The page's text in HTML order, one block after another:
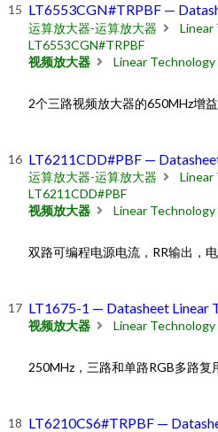
LT6553CGN#TRPBF —
运算放大器-运算放大器 Linear
LT6553CGN#TRPBF
视频放大器
Linear Technology
2个三路视频放大器的650MHz增益
LT6211CDD#PBF —
运算放大器-运算放大器 Linear
LT6211CDD#PBF
视频放大器
Linear Technology
双路可编程电源电流，RR输出，
LT1675-1 — Datasheet Linear
视频放大器 Linear Technology
250MHz，三路和单路RGB多路复
LT6210CS6#TRPBF —